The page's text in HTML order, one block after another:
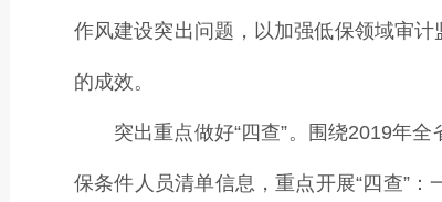
作风建设突出问题，以加强低保领域审
的成效。
突出重点做好“四查”。围绕2019年
保条件人员清单信息，重点开展“四查”